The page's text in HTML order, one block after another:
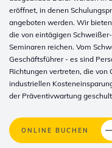
eröffnet, in denen
angeboten werden. Wir
die von eintägigen
Seminaren reichen. Vom
Geschäftsführer - es sind
Richtungen vertreten, die von
industriellen
der Präventivwartung
ONLINE BUCHEN